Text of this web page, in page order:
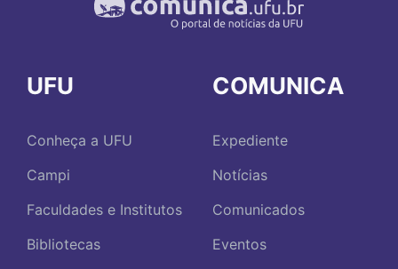
UFU
Conheça a UFU
Campi
Faculdades e Institutos
Bibliotecas
COMUNICA
Expediente
Notícias
Comunicados
Eventos